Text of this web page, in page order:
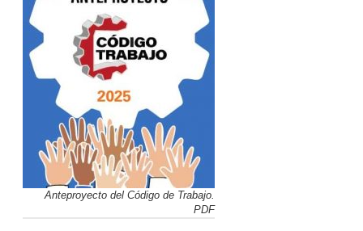
Anteproyecto del Código de Trabajo.
PDF